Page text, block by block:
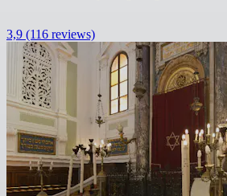
3,9 (116 reviews)